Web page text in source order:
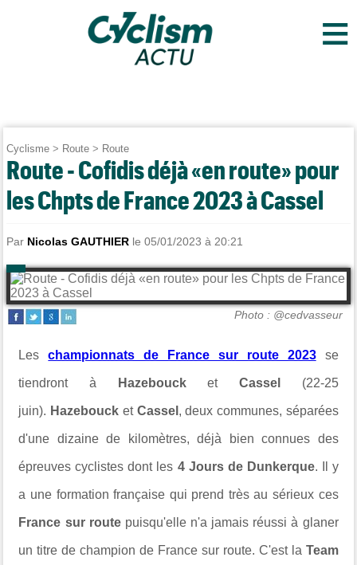
≡
Cyclisme > Route > Route
Route - Cofidis déjà «en route» pour
les Chpts de France 2023 à Cassel
Par Nicolas GAUTHIER le 05/01/2023 à 20:21
Photo : @cedvasseur
Leschampionnats de France sur route 2023 se
tiendront à Hazeboucket Cassel (22-25
juin). Hazebouck et Cassel , deux communes, séparées
d'une dizaine de kilomètres, déjà bien connues des
épreuves cyclistes dont les 4 Jours de Dunkerque. Il y
a une formation française qui prend très au sérieux ces
France sur routepuisqu'elle n'a jamais réussi à glaner
un titre de champion de France sur route. C'est la Team